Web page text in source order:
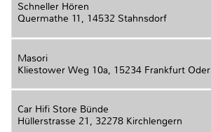
Schneller Hören
Quermathe 11, 14532 Stahnsdorf
Masori
Kliestower Weg 10a, 15234 Frankfurt Oder
Car Hifi Store Bünde
Hüllerstrasse 21, 32278 Kirchlengern